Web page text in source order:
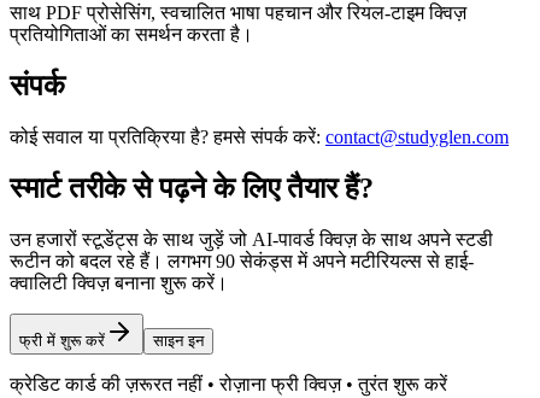
साथ PDF प्रोसेसिंग, स्वचालित भाषा पहचान और रियल-टाइम क्विज़
प्रतियोगिताओं का समर्थन करता है।
संपर्क
कोई सवाल या प्रतिक्रिया है? हमसे संपर्क करें: contact@studyglen.com
स्मार्ट तरीके से पढ़ने के लिए तैयार हैं?
उन हजारों स्टूडेंट्स के साथ जुड़ें जो AI-पावर्ड क्विज़ के साथ अपने स्टडी
रूटीन को बदल रहे हैं। लगभग 90 सेकंड्स में अपने मटीरियल्स से हाई-
क्वालिटी क्विज़ बनाना शुरू करें।
फ्री में शुरू करें साइन इन
क्रेडिट कार्ड की ज़रूरत नहीं • रोज़ाना फ्री क्विज़ • तुरंत शुरू करें